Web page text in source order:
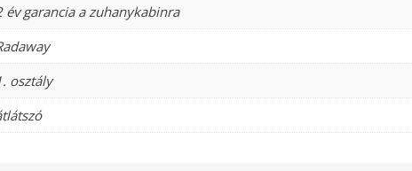
év garancia a zuhanykabinra
osztály